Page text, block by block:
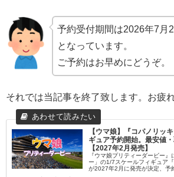
予約受付期間は2026年7月
となっています。
ご予約はお早めにどうぞ。
それでは当記事を終了致します。お疲
【ウマ娘】『コパノリッ
ギュア予約開始。最安値
【2027年2月発売】
『ウマ娘プリティーダービー
ー」の1/7スケールフィギュア
が2027年2月に発売が決定、予